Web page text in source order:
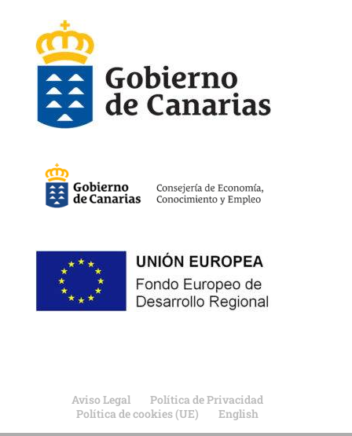
Aviso Legal
Política de Privacidad
Política de cookies (UE)
English